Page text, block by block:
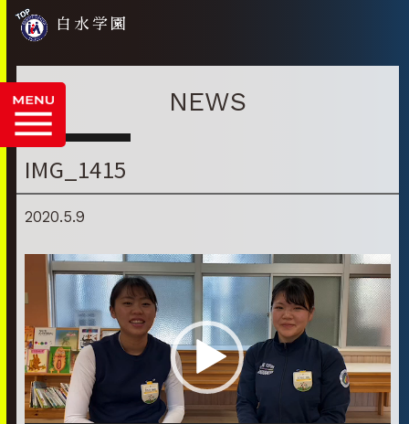
白水学園
NEWS
IMG_1415
2020.5.9
プ
レ
ー
ヤ
ー